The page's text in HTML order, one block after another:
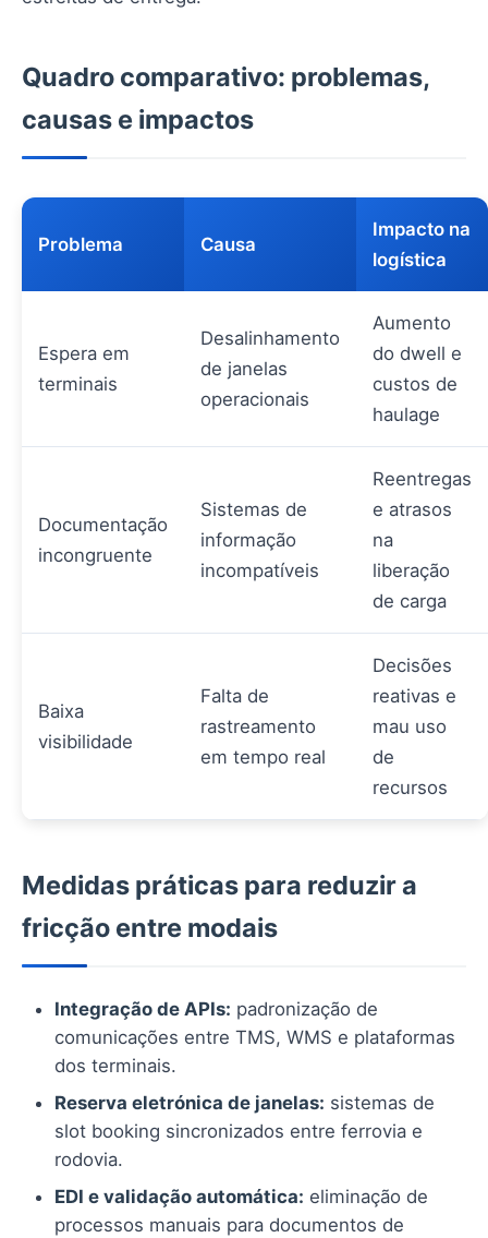
Quadro comparativo: problemas,
causas e impactos
Problema Causa
Impacto na
logística
Espera em
terminais
Desalinhamento
de janelas
operacionais
Aumento
do dwell e
custos de
haulage
Documentação
incongruente
Sistemas de
informação
incompatíveis
Reentregas
e atrasos
na
liberação
de carga
Baixa
visibilidade
Falta de
rastreamento
em tempo real
Decisões
reativas e
mau uso
de
recursos
Medidas práticas para reduzir a
fricção entre modais
Integração de APIs: padronização de
comunicações entre TMS, WMS e plataformas
dos terminais.
Reserva eletrónica de janelas: sistemas de
slot booking sincronizados entre ferrovia e
rodovia.
EDI e validação automática: eliminação de
processos manuais para documentos de